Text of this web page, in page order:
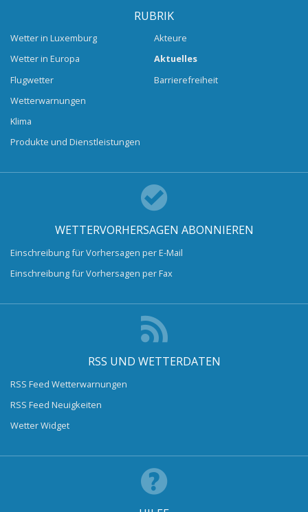
RUBRIK
Wetter in Luxemburg
Wetter in Europa
Flugwetter
Wetterwarnungen
Klima
Produkte und Dienstleistungen
Akteure
Aktuelles
Barrierefreiheit
WETTERVORHERSAGEN ABONNIEREN
Einschreibung für Vorhersagen per E-Mail
Einschreibung für Vorhersagen per Fax
RSS UND WETTERDATEN
RSS Feed Wetterwarnungen
RSS Feed Neuigkeiten
Wetter Widget